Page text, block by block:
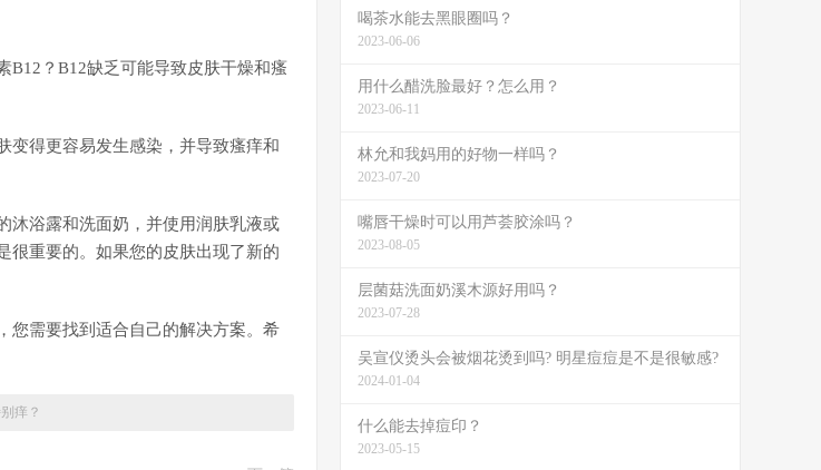
B12？B12缺乏可能导致皮肤干燥和瘙
变得更容易发生感染，并导致瘙痒和
沐浴露和洗面奶，并使用润肤乳液或
很重要的。如果您的皮肤出现了新的
您需要找到适合自己的解决方案。希
痒？
喝茶水能去黑眼圈吗？
2023-06-06
用什么醋洗脸最好？怎么用？
2023-06-11
林允和我妈用的好物一样吗？
2023-07-20
嘴唇干燥时可以用芦荟胶涂吗？
2023-08-05
层菌菇洗面奶溪木源好用吗？
2023-07-28
吴宣仪烫头会被烟花烫到吗? 明星痘痘是不是很敏感?
2024-01-04
什么能去掉痘印？
2023-05-15